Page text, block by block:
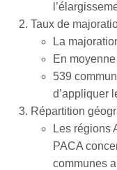
Taux de
La
En
539
d’appliquer
Répartition
Les régions
PACA
communes